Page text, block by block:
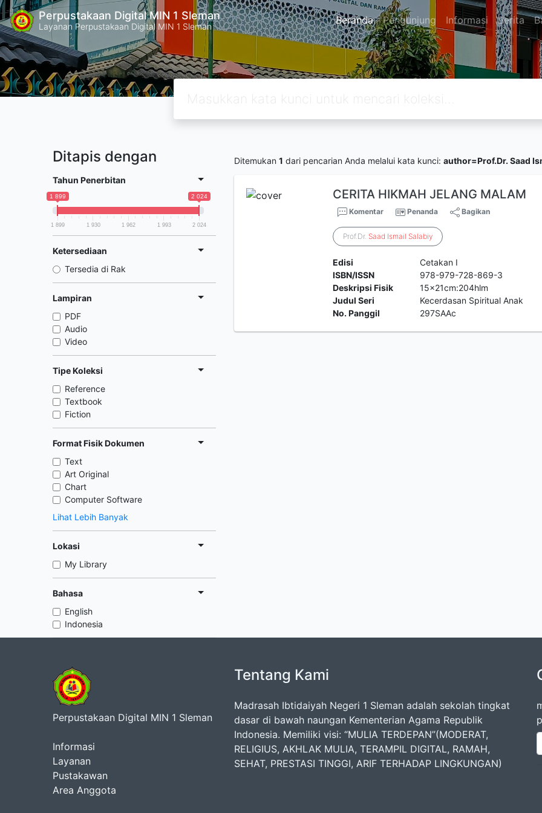
Perpustakaan Digital MIN 1 Sleman
Layanan Perpustakaan Digital MIN 1 Sleman Beranda Pengunjung Informasi Berita
Ditapis dengan
Tahun Penerbitan
1 899 2 024
1 899 1 930 1 962 1 993 2 024
Ketersediaan
Tersedia di Rak
Lampiran
PDF
Audio
Video
Tipe Koleksi
Reference
Textbook
Fiction
Format Fisik Dokumen
Text
Art Original
Chart
Computer Software
Lihat Lebih Banyak
Lokasi
My Library
Bahasa
English
Indonesia
Ditemukan 1 dari pencarian Anda melalui kata kunci: author=Prof.Dr. Saad
CERITA HIKMAH JELANG MALAM
Komentar Penanda Bagikan
Prof.Dr. Saad Ismail Salabiy
Edisi
Cetakan I
ISBN/ISSN
978-979-728-869-3
Deskripsi Fisik
15x21cm:204hlm
Judul Seri
Kecerdasan Spiritual Anak
No. Panggil
297SAAc
Perpustakaan Digital MIN 1 Sleman
Informasi
Layanan
Pustakawan
Area Anggota
Tentang Kami
Madrasah Ibtidaiyah Negeri 1 Sleman adalah sekolah tingkat
dasar di bawah naungan Kementerian Agama Republik
Indonesia. Memiliki visi: “MULIA TERDEPAN”(MODERAT,
RELIGIUS, AKHLAK MULIA, TERAMPIL DIGITAL, RAMAH,
SEHAT, PRESTASI TINGGI, ARIF TERHADAP LINGKUNGAN)